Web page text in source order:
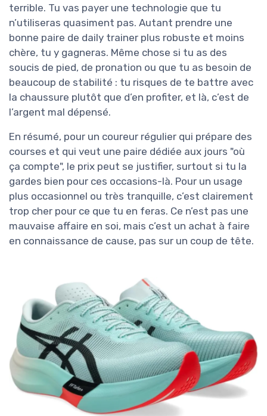
terrible. Tu vas payer une technologie que tu
n’utiliseras quasiment pas. Autant prendre une
bonne paire de daily trainer plus robuste et moins
chère, tu y gagneras. Même chose si tu as des
soucis de pied, de pronation ou que tu as besoin de
beaucoup de stabilité : tu risques de te battre avec
la chaussure plutôt que d’en profiter, et là, c’est de
l’argent mal dépensé.
En résumé, pour un coureur régulier qui prépare des
courses et qui veut une paire dédiée aux jours "où
ça compte", le prix peut se justifier, surtout si tu la
gardes bien pour ces occasions-là. Pour un usage
plus occasionnel ou très tranquille, c’est clairement
trop cher pour ce que tu en feras. Ce n’est pas une
mauvaise affaire en soi, mais c’est un achat à faire
en connaissance de cause, pas sur un coup de tête.